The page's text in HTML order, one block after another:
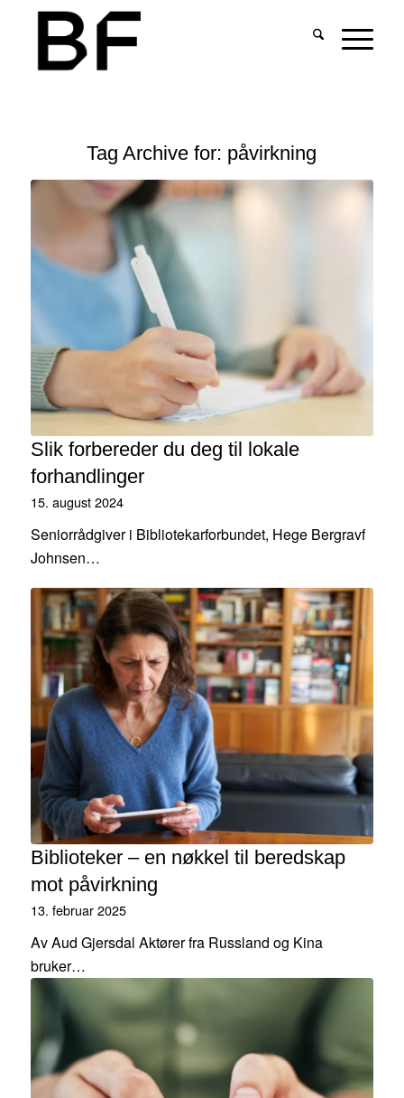
Tag Archive for: påvirkning
Slik forbereder du deg til lokale
forhandlinger
15. august 2024
Seniorrådgiver i Bibliotekarforbundet, Hege Bergravf
Johnsen…
Biblioteker – en nøkkel til beredskap
mot påvirkning
13. februar 2025
Av Aud Gjersdal Aktører fra Russland og Kina
bruker…